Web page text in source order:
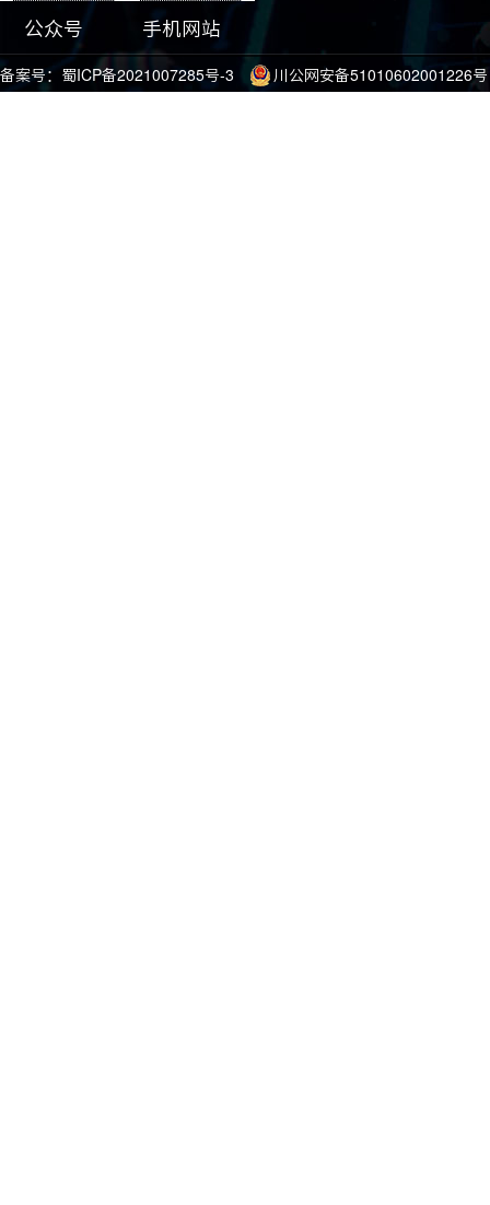
公众号 手机网站
备案号： 蜀ICP备2021007285号-3 川公网安备51010602001226号